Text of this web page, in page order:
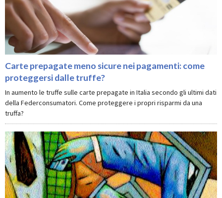
Carte prepagate meno sicure nei pagamenti: come
proteggersi dalle truffe?
In aumento le truffe sulle carte prepagate in Italia secondo gli ultimi dati
della Federconsumatori. Come proteggere i propri risparmi da una
truffa?